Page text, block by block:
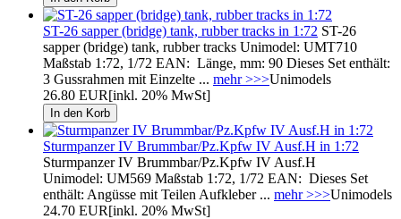
ST-26 sapper (bridge) tank, rubber tracks in 1:72 ST-26
sapper (bridge) tank, rubber tracks Unimodel: UMT710
Maßstab 1:72, 1/72 EAN: Länge, mm: 90 Dieses Set enthält:
3 Gussrahmen mit Einzelte ... mehr >>>Unimodels
26.80 EUR[inkl. 20% MwSt]
Sturmpanzer IV Brummbar/Pz.Kpfw IV Ausf.H in 1:72
Sturmpanzer IV Brummbar/Pz.Kpfw IV Ausf.H
Unimodel: UM569 Maßstab 1:72, 1/72 EAN: Dieses Set
enthält: Angüsse mit Teilen Aufkleber ... mehr >>>Unimodels
24.70 EUR[inkl. 20% MwSt]